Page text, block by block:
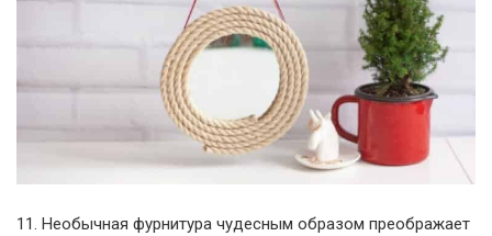
11. Необычная фурнитура чудесным образом преображает